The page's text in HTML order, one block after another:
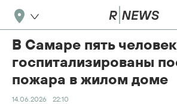
В Самаре пять человек
госпитализированы
пожара в жилом доме
14.06.2026 22:10